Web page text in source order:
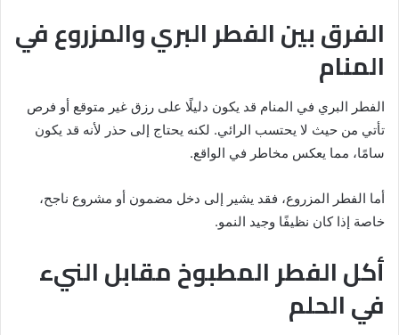
الفرق بين الفطر البري والمزروع في
المنام
الفطر البري في المنام قد يكون دليلًا على رزق غير متوقع أو فرص
تأتي من حيث لا يحتسب الرائي. لكنه يحتاج إلى حذر لأنه قد يكون
سامًا، مما يعكس مخاطر في الواقع.
أما الفطر المزروع، فقد يشير إلى دخل مضمون أو مشروع ناجح،
خاصة إذا كان نظيفًا وجيد النمو.
أكل الفطر المطبوخ مقابل النيء
في الحلم